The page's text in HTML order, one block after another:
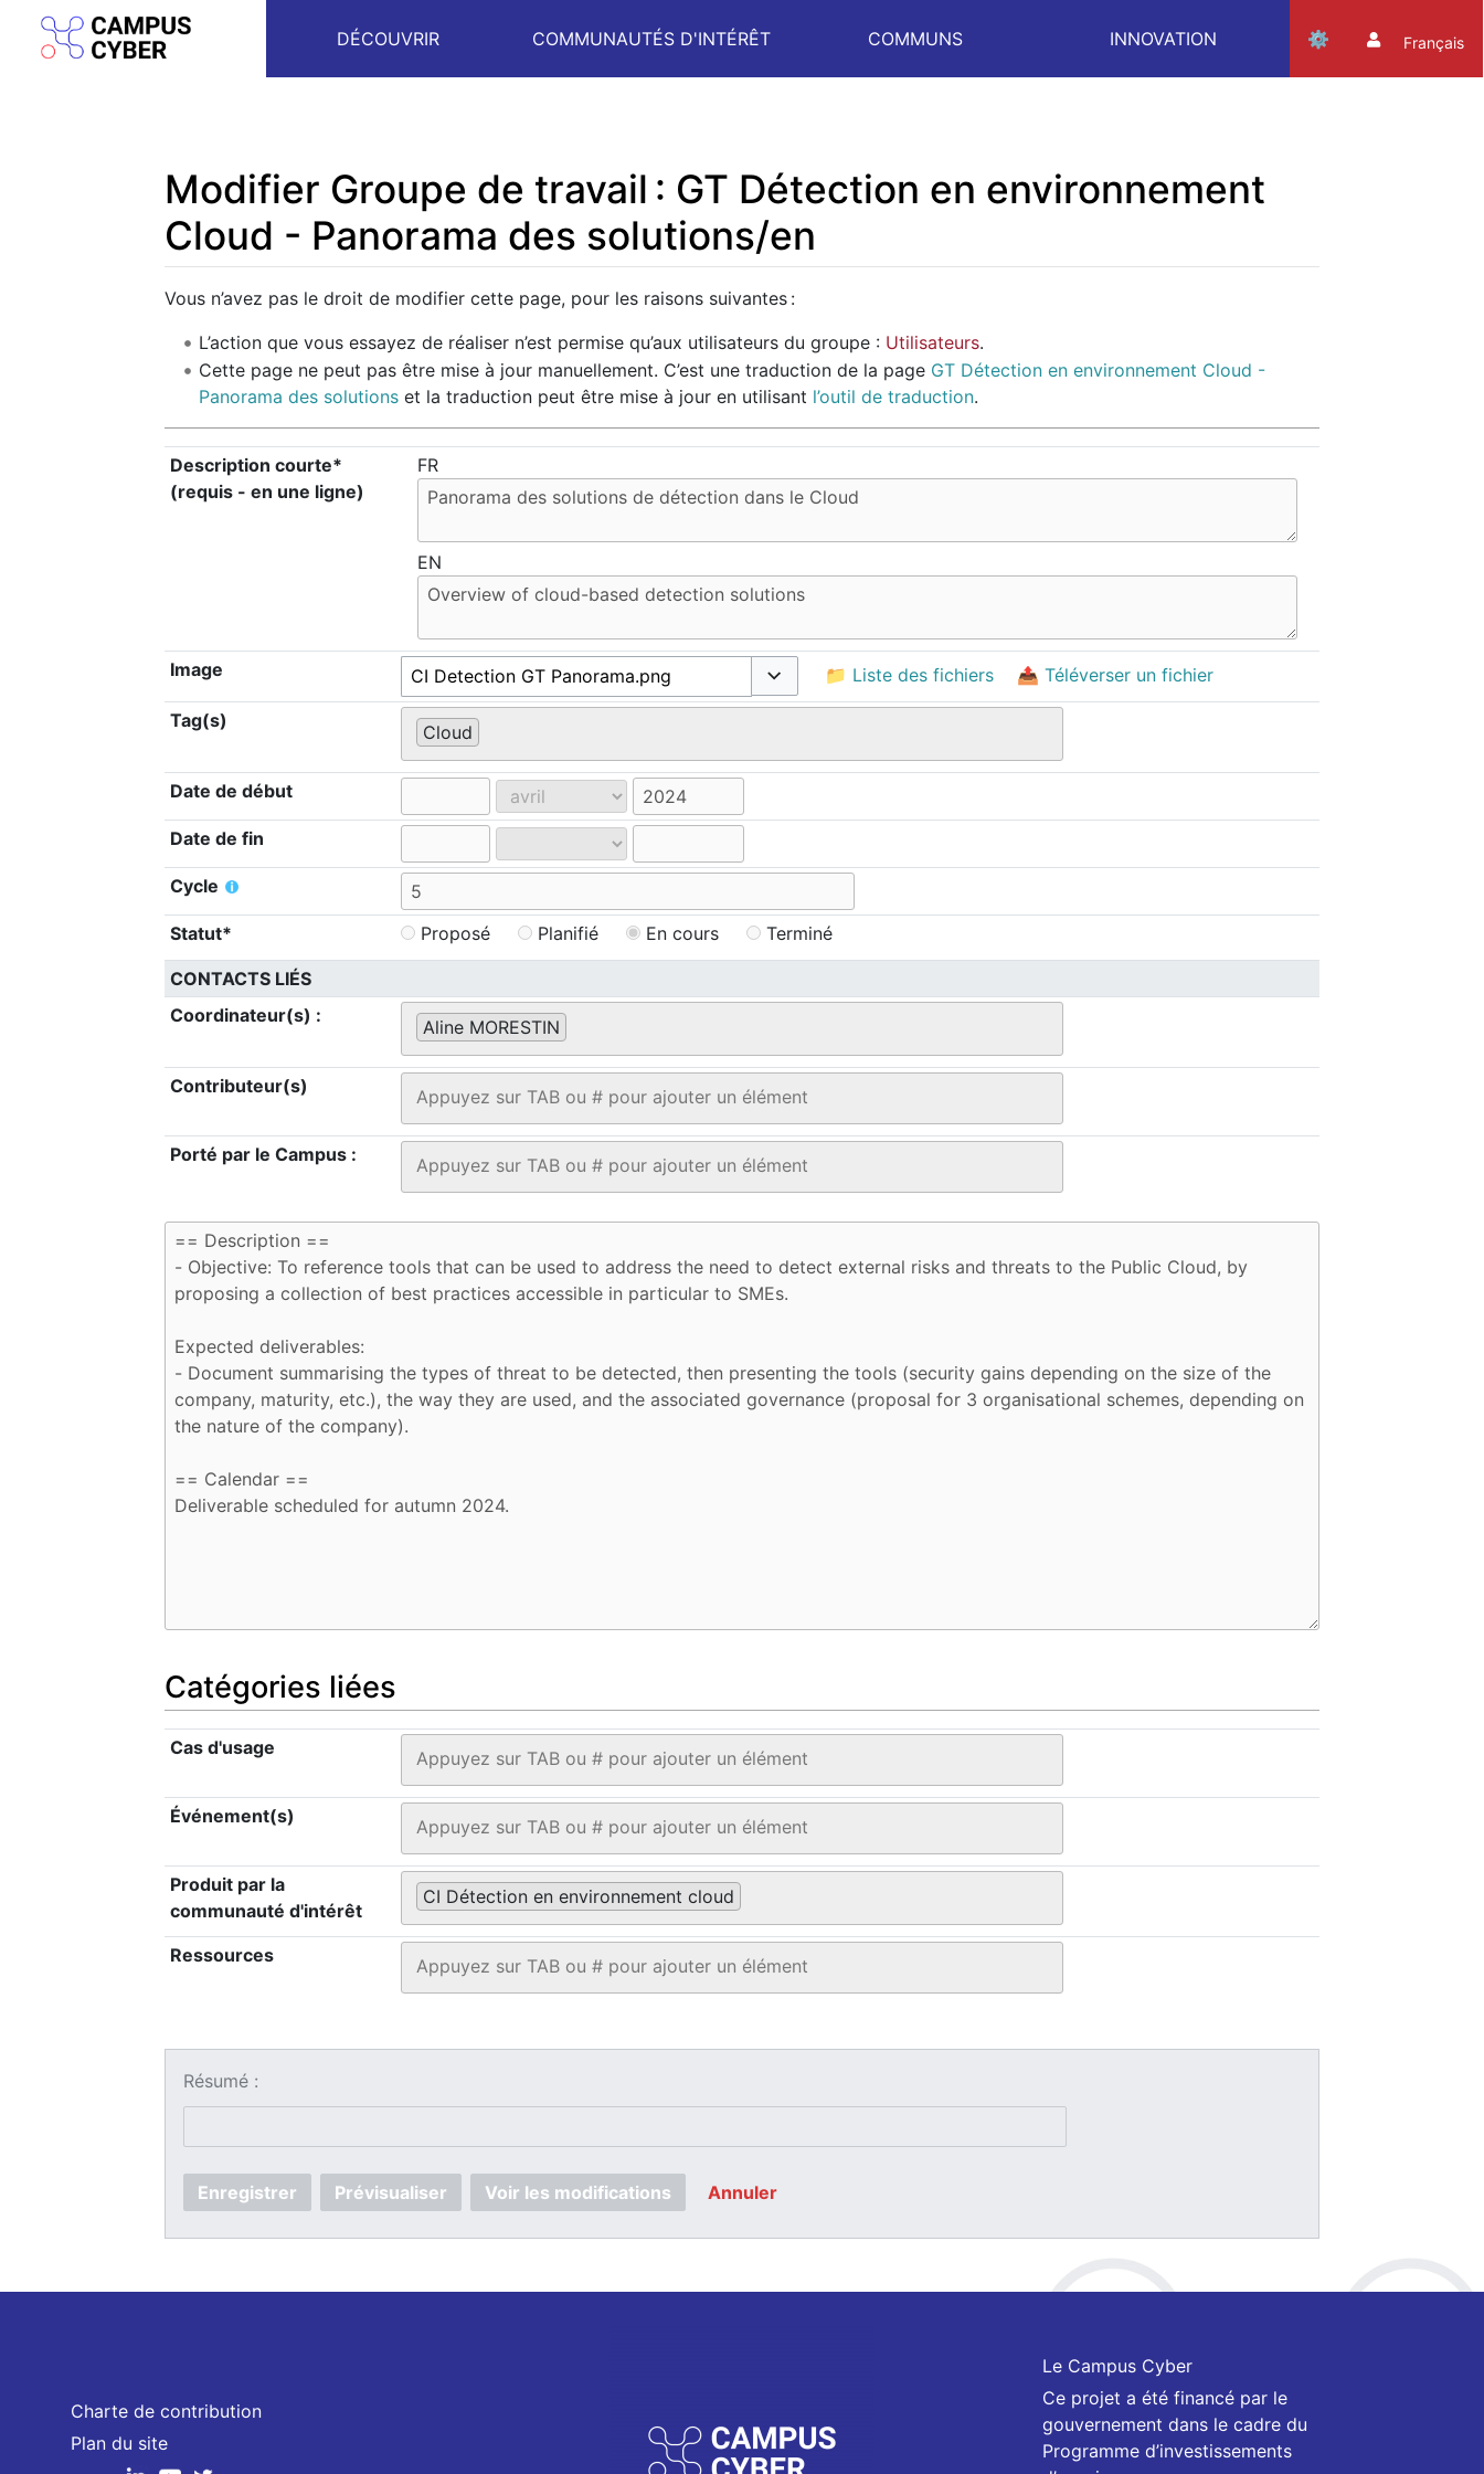
DÉCOUVRIR COMMUNAUTÉS D'INTÉRÊT COMMUNS INNOVATION Français
Modifier Groupe de travail : GT Détection en environnement
Cloud - Panorama des solutions/en
Aller à :navigation, rechercher
Vous n’avez pas le droit de modifier cette page, pour les raisons suivantes :
L’action que vous essayez de réaliser n’est permise qu’aux utilisateurs du groupe : Utilisateurs.
Cette page ne peut pas être mise à jour manuellement. C’est une traduction de la page GT Détection en environnement Cloud -
Panorama des solutionset la traduction peut être mise à jour en utilisant l’outil de traduction.
Description courte*
(requis - en une ligne)
FR
EN
Image
Basculer les options
📁 Liste des fichiers 📤 Téléverser un fichier
Tag(s)
Cloud
Date de début
Date de fin
Cycle
Statut* Proposé Planifié En cours Terminé
CONTACTS LIÉS
Coordinateur(s) :
Aline MORESTIN
Contributeur(s)
Porté par le Campus :
Catégories liées
Cas d'usage
Événement(s)
Produit par la
communauté d'intérêt
CI Détection en environnement cloud
Ressources
Résumé :
Enregistrer Prévisualiser Voir les modifications Annuler
Charte de contribution
Plan du site
Le Campus Cyber
Ce projet a été financé par le
gouvernement dans le cadre du
Programme d’investissements